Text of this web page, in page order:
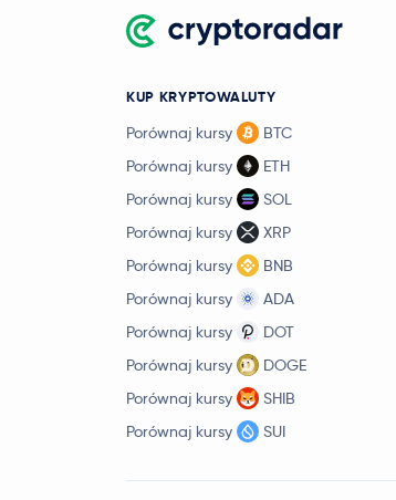
KUP KRYPTOWALUTY
Porównaj kursy
BTC
Porównaj kursy
ETH
Porównaj kursy
SOL
Porównaj kursy
XRP
Porównaj kursy
BNB
Porównaj kursy
ADA
Porównaj kursy
DOT
Porównaj kursy
DOGE
Porównaj kursy
SHIB
Porównaj kursy
SUI